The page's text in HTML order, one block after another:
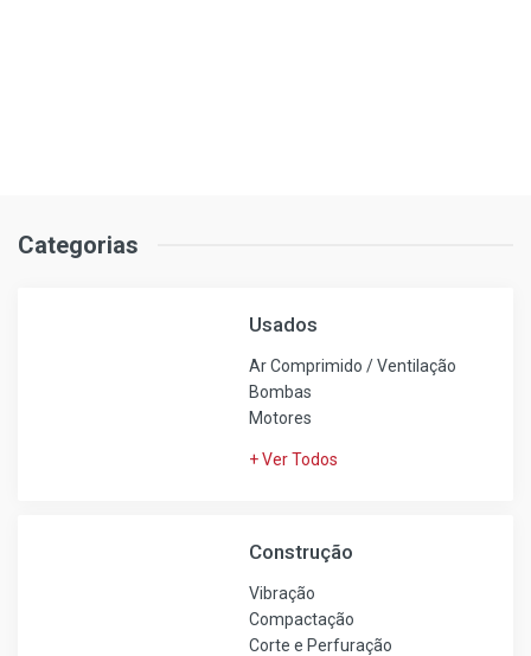
Categorias
Usados
Ar Comprimido / Ventilação
Bombas
Motores
+ Ver Todos
Construção
Vibração
Compactação
Corte e Perfuração